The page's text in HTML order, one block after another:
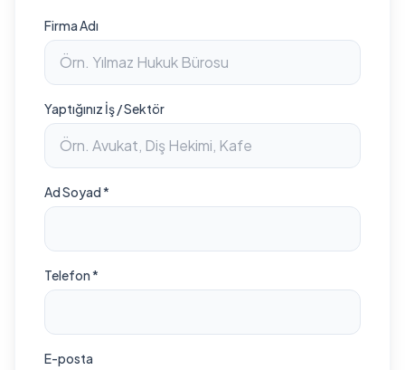
Firma Adı
Yaptığınız İş / Sektör
Ad Soyad *
Telefon *
E-posta